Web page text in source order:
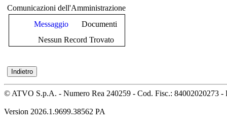
Comunicazioni dell'Amministrazione
Messaggio
Documenti
Nessun Record Trovato
© ATVO S.p.A. - Numero Rea 240259 - Cod. Fisc.: 84002020273 -
Version 2026.1.9699.38562 PA